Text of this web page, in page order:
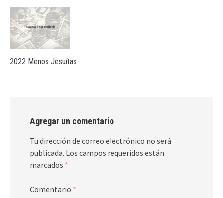
2022 Menos Jesuítas
Agregar un comentario
Tu dirección de correo electrónico no será
publicada. Los campos requeridos están
marcados *
Comentario *